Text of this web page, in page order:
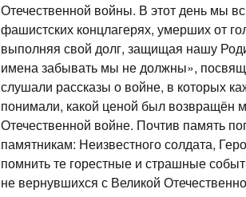
Отечественной войны. В этот день мы
фашистских концлагерях, умерших от
выполняя свой долг, защищая нашу
имена забывать мы не должны»,
слушали рассказы о войне, в которых
понимали, какой ценой был возвращён
Отечественной войне. Почтив память
памятникам: Неизвестного солдата,
помнить те горестные и страшные
не вернувшихся с Великой